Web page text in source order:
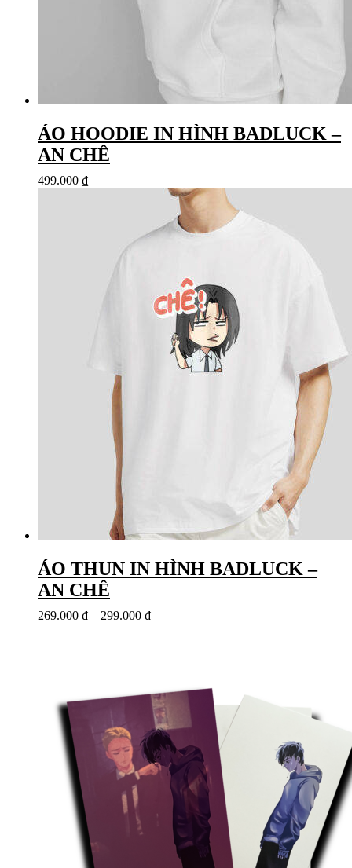
ÁO HOODIE IN HÌNH BADLUCK –
AN CHÊ
499.000 ₫
ÁO THUN IN HÌNH BADLUCK –
AN CHÊ
269.000 ₫ – 299.000 ₫